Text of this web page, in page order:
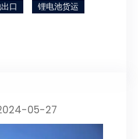
口
锂电池货运
05-27